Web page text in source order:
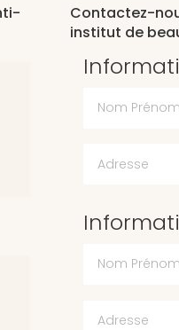
Contactez-
institut de